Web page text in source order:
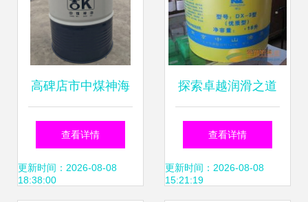
高碑店市中煤神海
科技发展之乳化油
的技术革新与绿色
查看详情
更新时间：2026-08-08
18:38:00
探索卓越润滑之道
南京钟山油品厂钟
山牌乳化油详解
查看详情
更新时间：2026-08-08
15:21:19